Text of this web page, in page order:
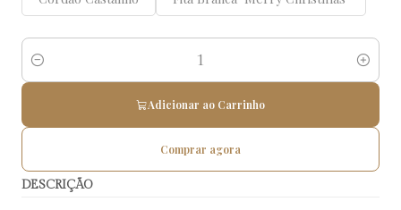
Quantidade
Adicionar ao Carrinho
Comprar agora
DESCRIÇÃO